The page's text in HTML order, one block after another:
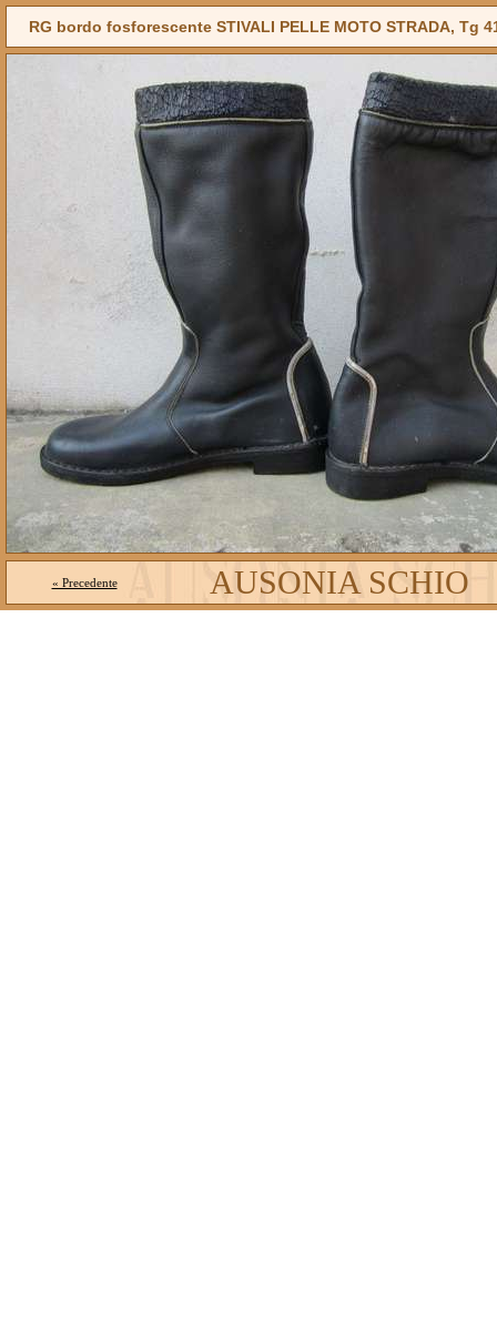
RG bordo fosforescente STIVALI PELLE MOTO STRADA, Tg
« Precedente AUSONIA SCHIO